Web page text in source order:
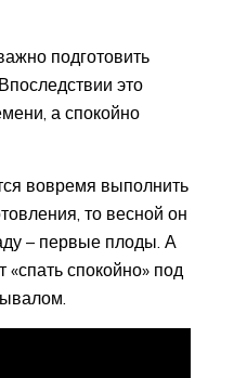
подготовить
это
а спокойно
вовремя выполнить
то весной он
– первые плоды. А
спокойно» под